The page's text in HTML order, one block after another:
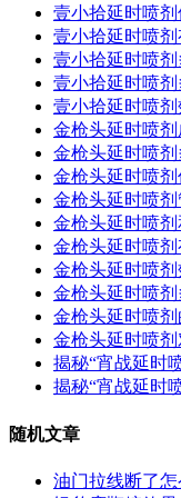
壹小拾延时喷
壹小拾延时喷
壹小拾延时喷
壹小拾延时喷
壹小拾延时喷
金枪头延时喷剂
金枪头延时喷
金枪头延时喷剂
金枪头延时喷
金枪头延时喷
金枪头延时喷
金枪头延时喷
金枪头延时喷
金枪头延时喷
金枪头延时喷
揭秘“宵战延时
揭秘“宵战延时
随机文章
油门拉线断了